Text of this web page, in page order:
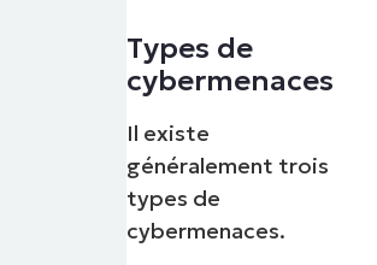
Types de
cybermenaces
Il existe
généralement trois
types de
cybermenaces.